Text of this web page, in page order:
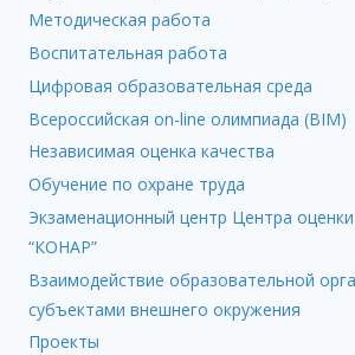
Методическая работа
Воспитательная работа
Цифровая образовательная среда
Всероссийская on-line олимпиада (BIM)
Независимая оценка качества
Обучение по охране труда
Экзаменационный центр Центра
“КОНАР”
Взаимодействие образовательной
субъектами внешнего окружения
Проекты